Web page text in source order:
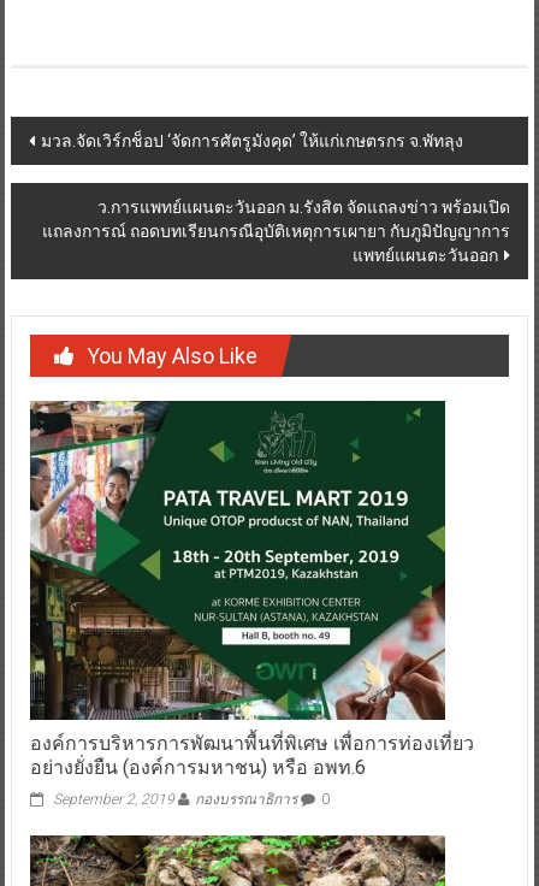
Post
navigation
มวล.จัดเวิร์กช็อป ‘จัดการศัตรูมังคุด’ ให้แก่เกษตรกร จ.พัทลุง
ว.การแพทย์แผนตะวันออก ม.รังสิต จัดแถลงข่าว พร้อมเปิด
แถลงการณ์ ถอดบทเรียนกรณีอุบัติเหตุการเผายา กับภูมิปัญญาการ
แพทย์แผนตะวันออก
You May Also Like
องค์การบริหารการพัฒนาพื้นที่พิเศษ เพื่อการท่องเที่ยว
อย่างยั่งยืน (องค์การมหาชน) หรือ อพท.6
September 2, 2019 กองบรรณาธิการ 0